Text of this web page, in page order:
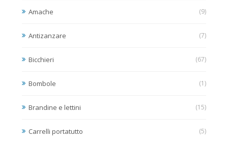
Amache (9)
Antizanzare (7)
Bicchieri (67)
Bombole (1)
Brandine e lettini (15)
Carrelli portatutto (5)